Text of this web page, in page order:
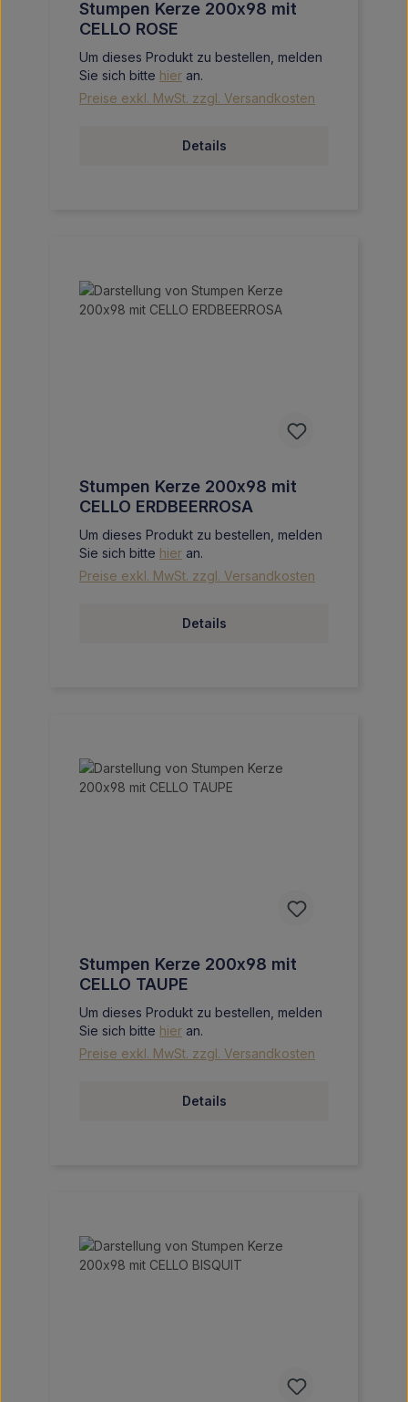
Stumpen Kerze 200x98 mit
CELLO ROSE
Um dieses Produkt zu bestellen, melden
Sie sich bitte hier an.
Preise exkl. MwSt. zzgl. Versandkosten
Details
Stumpen Kerze 200x98 mit
CELLO ERDBEERROSA
Um dieses Produkt zu bestellen, melden
Sie sich bitte hier an.
Preise exkl. MwSt. zzgl. Versandkosten
Details
Stumpen Kerze 200x98 mit
CELLO TAUPE
Um dieses Produkt zu bestellen, melden
Sie sich bitte hier an.
Preise exkl. MwSt. zzgl. Versandkosten
Details